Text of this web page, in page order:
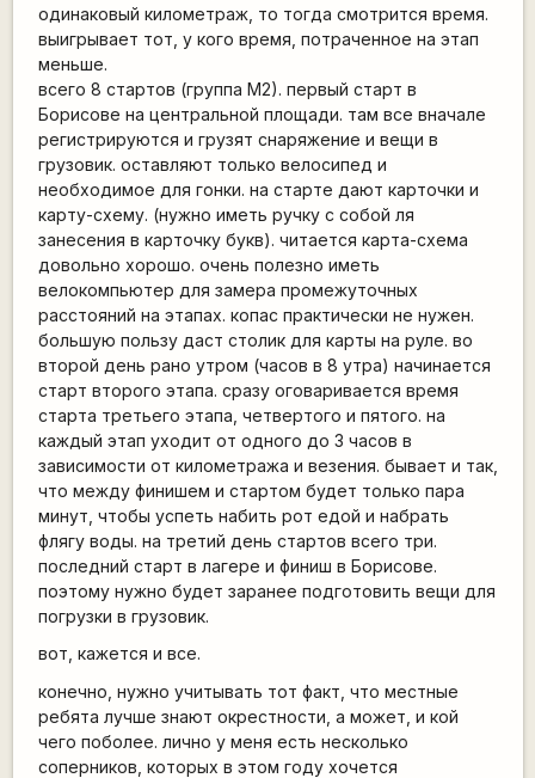
одинаковый километраж, то тогда смотрится время.
выигрывает тот, у кого время, потраченное на этап
меньше.
всего 8 стартов (группа М2). первый старт в
Борисове на центральной площади. там все вначале
регистрируются и грузят снаряжение и вещи в
грузовик. оставляют только велосипед и
необходимое для гонки. на старте дают карточки и
карту-схему. (нужно иметь ручку с собой ля
занесения в карточку букв). читается карта-схема
довольно хорошо. очень полезно иметь
велокомпьютер для замера промежуточных
расстояний на этапах. копас практически не нужен.
большую пользу даст столик для карты на руле. во
второй день рано утром (часов в 8 утра) начинается
старт второго этапа. сразу оговаривается время
старта третьего этапа, четвертого и пятого. на
каждый этап уходит от одного до 3 часов в
зависимости от километража и везения. бывает и так,
что между финишем и стартом будет только пара
минут, чтобы успеть набить рот едой и набрать
флягу воды. на третий день стартов всего три.
последний старт в лагере и финиш в Борисове.
поэтому нужно будет заранее подготовить вещи для
погрузки в грузовик.
вот, кажется и все.
конечно, нужно учитывать тот факт, что местные
ребята лучше знают окрестности, а может, и кой
чего поболее. лично у меня есть несколько
соперников, которых в этом году хочется